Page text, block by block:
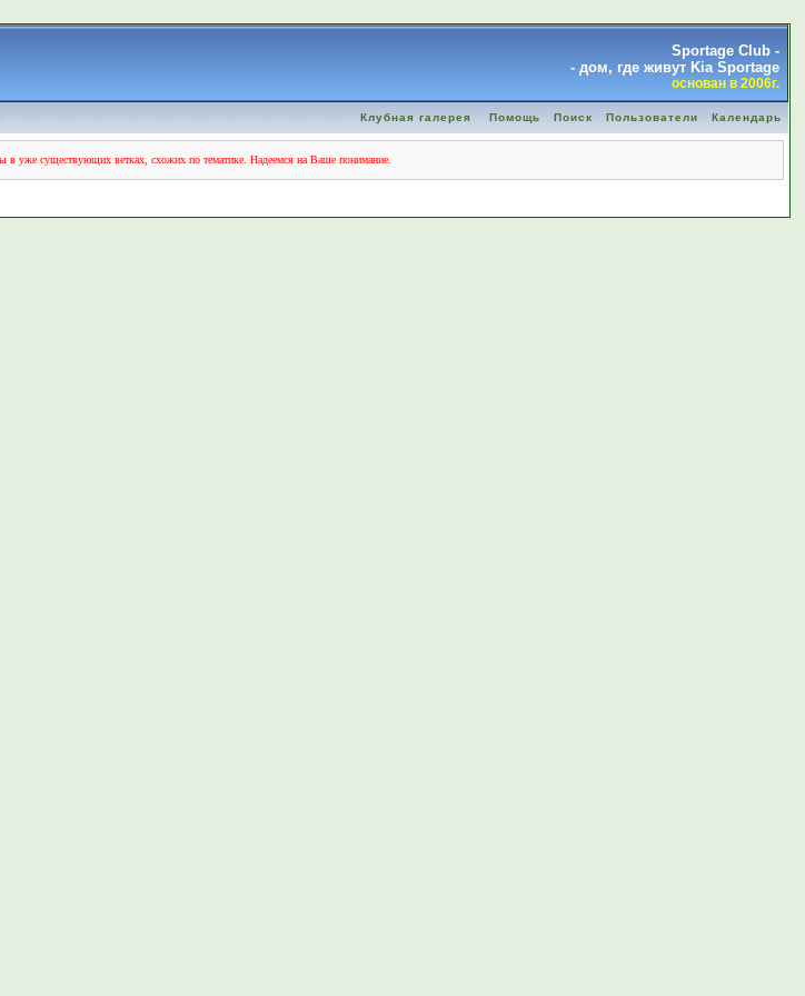
Sportage Club -
- дом, где живут Kia Sportage
основан в 2006г.
Клубная галерея Помощь Поиск Пользователи Календарь
в уже существующих ветках, схожих по тематике. Надеемся на Ваше понимание.